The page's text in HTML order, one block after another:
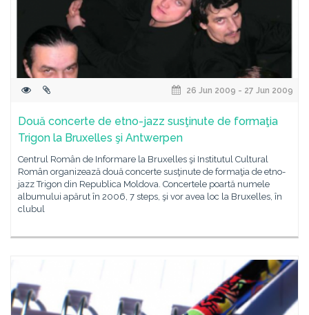
26 Jun 2009 - 27 Jun 2009
Două concerte de etno-jazz susţinute de formaţia
Trigon la Bruxelles şi Antwerpen
Centrul Român de Informare la Bruxelles şi Institutul Cultural
Român organizează două concerte susţinute de formaţia de etno-
jazz Trigon din Republica Moldova. Concertele poartă numele
albumului apărut în 2006, 7 steps, şi vor avea loc la Bruxelles, în
clubul